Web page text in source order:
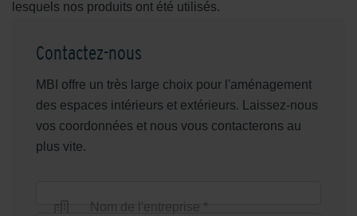
lesquels nos produits ont été utilisés.
Contactez-nous
MBI offre un très large choix pour l'aménagement
des espaces intérieurs et extérieurs. Laissez-nous
vos coordonnées et nous vous contacterons au
plus vite.
Nom de l'entreprise *